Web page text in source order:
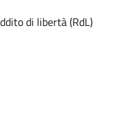
di libertà (RdL)